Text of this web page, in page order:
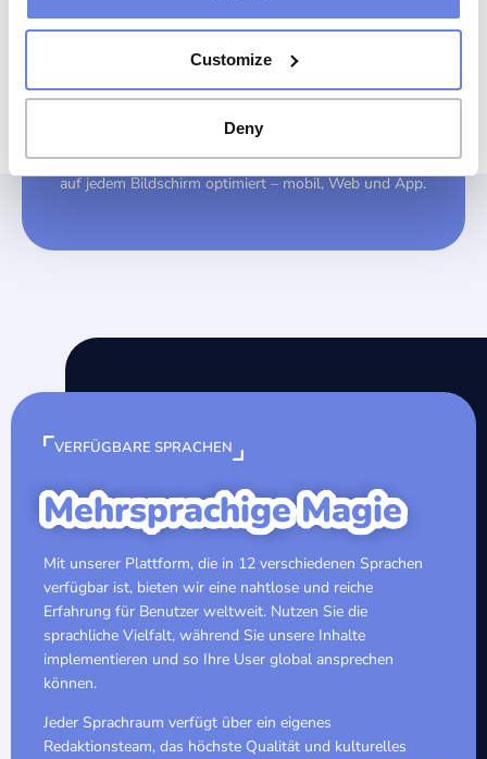
Customize
Deny
04
Nahtloses Erlebnis auf jedem
Alle Spiele und Rätsel sind für ein perfektes Erlebnis
auf jedem Bildschirm optimiert – mobil, Web und App.
VERFÜGBARE SPRACHEN
Mehrsprachige Magie
Mit unserer Plattform, die in 12 verschiedenen Sprachen
verfügbar ist, bieten wir eine nahtlose und reiche
Erfahrung für Benutzer weltweit. Nutzen Sie die
sprachliche Vielfalt, während Sie unsere Inhalte
implementieren und so Ihre User global ansprechen
können.
Jeder Sprachraum verfügt über ein eigenes
Redaktionsteam, das höchste Qualität und kulturelles